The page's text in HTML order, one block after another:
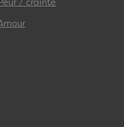
/ crainte